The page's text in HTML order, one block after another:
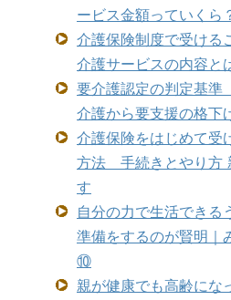
ービス金額っていくら
介護保険制度で受ける
介護サービスの内容と
要介護認定の判定基
介護から要支援の格下
介護保険をはじめて受
方法 手続きとやり方
す
自分の力で生活できる
準備をするのが賢明｜
⑩
親が健康でも高齢にな